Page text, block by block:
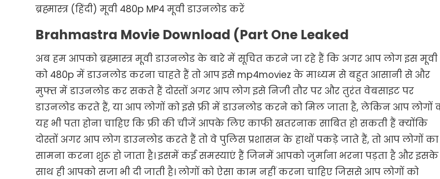
ब्रह्मास्त्र (हिंदी) मूवी 480p MP4 मूवी डाउनलोड करें
Brahmastra Movie Download (Part One Leaked
अब हम आपको ब्रह्मास्त्र मूवी डाउनलोड के बारे में सूचित करने जा रहे हैं कि अगर आप लोग इस मूवी
को 480p में डाउनलोड करना चाहते हैं तो आप इसे mp4moviez के माध्यम से बहुत आसानी से और
मुफ्त में डाउनलोड कर सकते हैं दोस्तों अगर आप लोग इसे निजी तौर पर और तुरंत वेबसाइट पर
डाउनलोड करते हैं, या आप लोगों को इसे फ्री में डाउनलोड करने को मिल जाता है, लेकिन आप लोगों
यह भी पता होना चाहिए कि फ्री की चीजें आपके लिए काफी खतरनाक साबित हो सकती हैं क्योंकि
दोस्तों अगर आप लोग डाउनलोड करते हैं तो वे पुलिस प्रशासन के हाथों पकड़े जाते हैं, तो आप लोगों का
सामना करना शुरू हो जाता है। इसमें कई समस्याएं हैं जिनमें आपको जुर्माना भरना पड़ता है और इसके
साथ ही आपको सजा भी दी जाती है। लोगों को ऐसा काम नहीं करना चाहिए जिससे आप लोगों को